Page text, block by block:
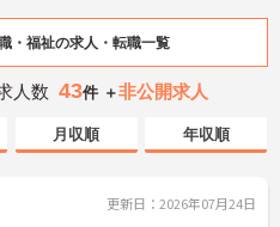
・福祉の求人・転職一覧
人数 43件 ＋非公開求人
月収順 年収順
更新日：2026年07月24日